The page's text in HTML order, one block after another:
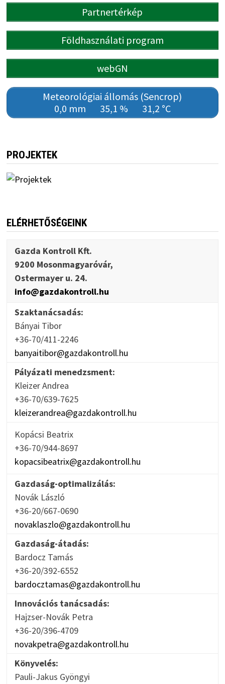
Partnertérkép
Földhasználati program
webGN
Meteorológiai állomás (Sencrop)
0,0 mm
35,1 % 31,2 °C
PROJEKTEK
ELÉRHETŐSÉGEINK
Gazda Kontroll Kft.
9200 Mosonmagyaróvár,
Ostermayer u. 24.
info@gazdakontroll.hu
Szaktanácsadás:
Bányai Tibor
+36-70/411-2246
banyaitibor@gazdakontroll.hu
Pályázati menedzsment:
Kleizer Andrea
+36-70/639-7625
kleizerandrea@gazdakontroll.hu
Kopácsi Beatrix
+36-70/944-8697
kopacsibeatrix@gazdakontroll.hu
Gazdaság-optimalizálás:
Novák László
+36-20/667-0690
novaklaszlo@gazdakontroll.hu
Gazdaság-átadás:
Bardocz Tamás
+36-20/392-6552
bardocztamas@gazdakontroll.hu
Innovációs tanácsadás:
Hajzser-Novák Petra
+36-20/396-4709
novakpetra@gazdakontroll.hu
Könyvelés:
Pauli-Jakus Gyöngyi